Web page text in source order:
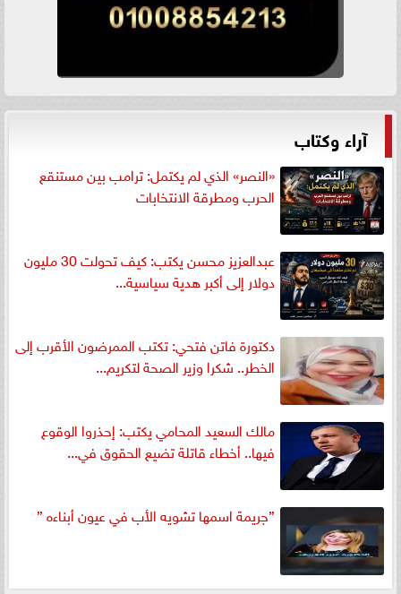
آراء وكتاب
«النصر» الذي لم يكتمل: ترامب بين مستنقع
الحرب ومطرقة الانتخابات
عبدالعزيز محسن يكتب: كيف تحولت 30 مليون
دولار إلى أكبر هدية سياسية...
دكتورة فاتن فتحي: تكتب الممرضون الأقرب إلى
الخطر.. شكرا وزير الصحة لتكريم...
مالك السعيد المحامي يكتب: إحذروا الوقوع
فيها.. أخطاء قاتلة تضيع الحقوق في...
”جريمة اسمها تشويه الأب في عيون أبناءه ”